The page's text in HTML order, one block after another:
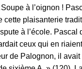
à l’oignon !
cette plaisanterie
à l’école. Pascal
ceux qui en
de Palognon, il